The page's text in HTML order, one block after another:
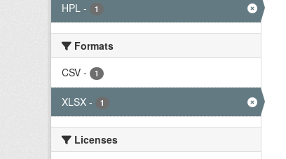
HPL - 1
Formats
CSV - 1
XLSX - 1
Licenses